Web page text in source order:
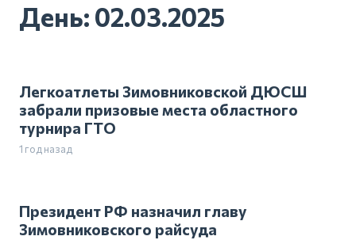
День: 02.03.2025
Легкоатлеты Зимовниковской ДЮСШ
забрали призовые места областного
турнира ГТО
1 год назад
Президент РФ назначил главу
Зимовниковского райсуда